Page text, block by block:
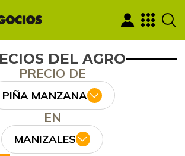
DEL AGRO
PRECIO DE
PIÑA MANZANA
EN
MANIZALES